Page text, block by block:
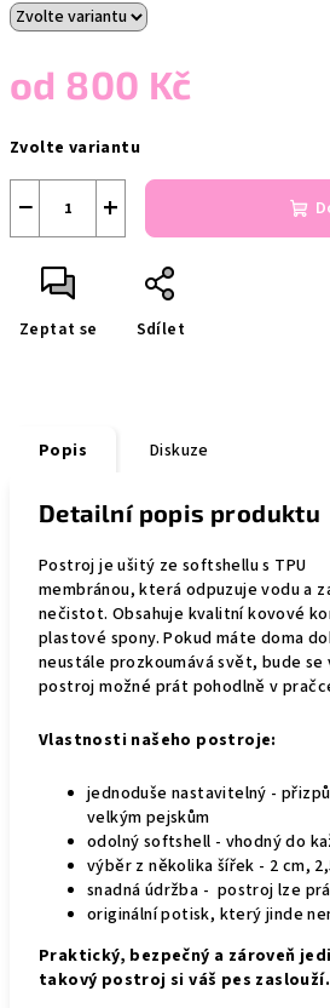
od 800 Kč
cena:
Zvolte variantu
+
−
Zeptat se Sdílet
Popis Diskuze
Detailní popis produktu
Postroj jeušitý ze softshellu s TPU
membránou,která odpuzuje vodu a
nečistot. Obsahuje kvalitní kovové
plastové spony. Pokud máte doma
neustále prozkoumává svět, bude se
postroj možné prát pohodlně v
Vlastnosti našeho postroje:
jednoduše nastavitelný -
velkým pejskům
odolný softshell - vhodný do
výběr z několika šířek - 2 cm,
snadná údržba - postroj lze
originální potisk, který jinde
Praktický, bezpečný a zároveň
takový postroj si váš pes zaslouží.